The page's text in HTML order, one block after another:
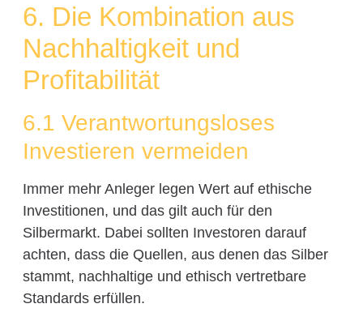
6. Die Kombination aus
Nachhaltigkeit und
Profitabilität
6.1 Verantwortungsloses
Investieren vermeiden
Immer mehr Anleger legen Wert auf ethische
Investitionen, und das gilt auch für den
Silbermarkt. Dabei sollten Investoren darauf
achten, dass die Quellen, aus denen das Silber
stammt, nachhaltige und ethisch vertretbare
Standards erfüllen.